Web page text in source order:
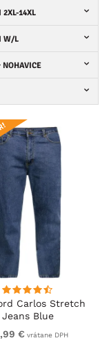
2XL-14XL
W/L
NOHAVICE
Carlos Stretch
Jeans Blue
€ vrátane DPH